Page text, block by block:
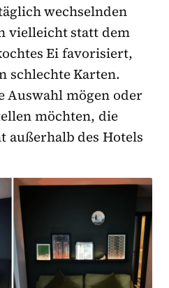
wechselnden
vielleicht statt dem
Ei favorisiert,
schlechte Karten.
Auswahl mögen oder
möchten, die
außerhalb des Hotels